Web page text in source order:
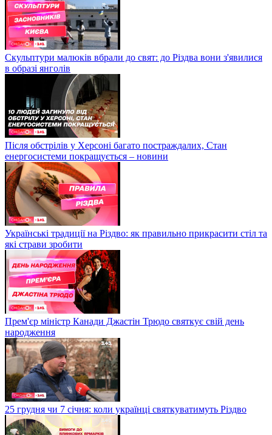
Скульптури малюків вбрали до свят: до Різдва вони з'явилися
в образі янголів
Після обстрілів у Херсоні багато постраждалих, Стан
енергосистеми покращується – новини
Українські традиції на Різдво: як правильно прикрасити стіл та
які страви зробити
Прем'єр міністр Канади Джастін Трюдо святкує свій день
народження
25 грудня чи 7 січня: коли українці святкуватимуть Різдво